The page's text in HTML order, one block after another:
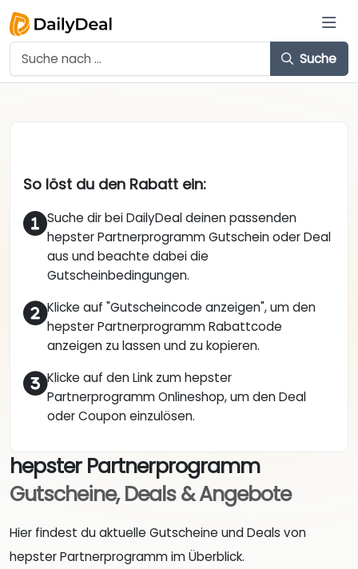
Suche
So löst du den Rabatt ein:
Suche dir bei DailyDeal deinen passenden
hepster Partnerprogramm Gutschein oder Deal
aus und beachte dabei die
Gutscheinbedingungen.
Klicke auf "Gutscheincode anzeigen", um den
hepster Partnerprogramm Rabattcode
anzeigen zu lassen und zu kopieren.
Klicke auf den Link zum hepster
Partnerprogramm Onlineshop, um den Deal
oder Coupon einzulösen.
hepster Partnerprogramm
Gutscheine, Deals & Angebote
Hier findest du aktuelle Gutscheine und Deals von
hepster Partnerprogramm im Überblick.